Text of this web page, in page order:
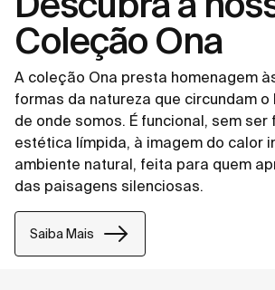
Coleção Ona
A coleção Ona presta homenagem
formas da natureza que circundam o
de onde somos. É funcional, sem ser
estética límpida, à imagem do calor
ambiente natural, feita para quem
das paisagens silenciosas.
Saiba Mais